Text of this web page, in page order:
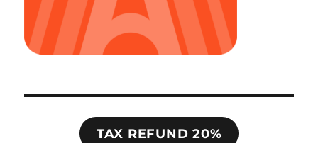
TAX REFUND 20%